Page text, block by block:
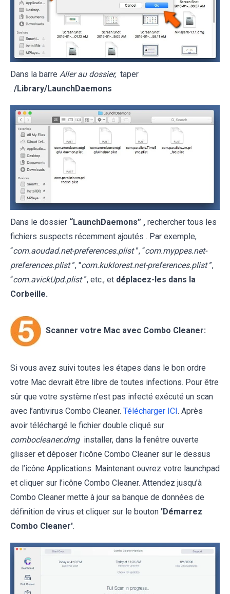
Dans la barre Aller au dossier, taper
: /Library/LaunchDaemons
Dans le dossier “LaunchDaemons” , rechercher tous les
fichiers suspects récemment ajoutés . Par exemple,
“com.aoudad.net-preferences.plist ”, “com.myppes.net-
preferences.plist ”, "com.kuklorest.net-preferences.plist ”,
“com.avickUpd.plist ”, etc., et déplacez-les dans la
Corbeille.
Scanner votre Mac avec Combo Cleaner:
Si vous avez suivi toutes les étapes dans le bon ordre
votre Mac devrait être libre de toutes infections. Pour être
sûr que votre système n’est pas infecté exécuté un scan
avec l’antivirus Combo Cleaner. Télécharger ICI. Après
avoir téléchargé le fichier double cliqué sur
combocleaner.dmg installer, dans la fenêtre ouverte
glisser et déposer l’icône Combo Cleaner sur le dessus
de l’icône Applications. Maintenant ouvrez votre launchpad
et cliquer sur l’icône Combo Cleaner. Attendez jusqu’à
Combo Cleaner mette à jour sa banque de données de
définition de virus et cliquer sur le bouton 'Démarrez
Combo Cleaner'.